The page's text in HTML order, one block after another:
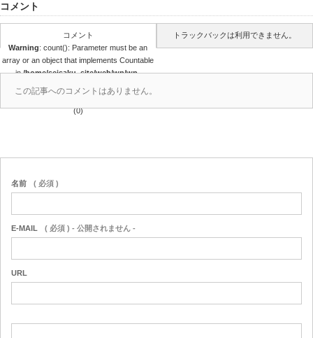
コメント
コメント
Warning: count(): Parameter must be an
array or an object that implements Countable
in/home/seisaku_site/web/wp/wp-
content/themes/seisaku/comments.php
39
(0)
トラックバックは利用できません。
この記事へのコメントはありません。
名前 ( 必須 )
E-MAIL ( 必須 ) - 公開されません -
URL